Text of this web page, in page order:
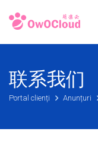
联系我们
Portal clienți Anunțuri